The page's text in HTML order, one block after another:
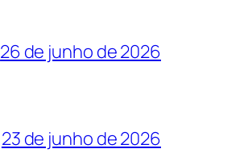
26 de junho de 2026
23 de junho de 2026